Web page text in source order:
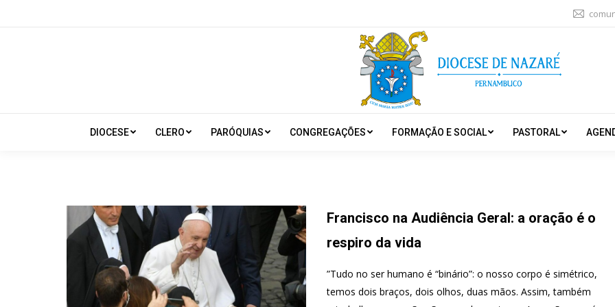
DIOCESE CLERO PARÓQUIAS CONGREGAÇÕES FORMAÇÃO E SOCIAL PASTORAL
Francisco na Audiência Geral: a oração é o
respiro da vida
”Tudo no ser humano é “binário”: o nosso corpo é simétrico,
temos dois braços, dois olhos, duas mãos. Assim, também